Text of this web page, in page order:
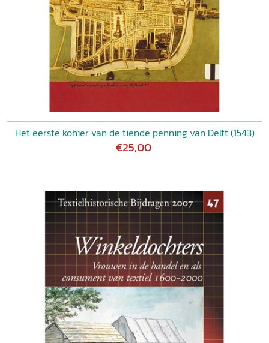
Het eerste kohier van de tiende penning van Delft (1543)
€25,00